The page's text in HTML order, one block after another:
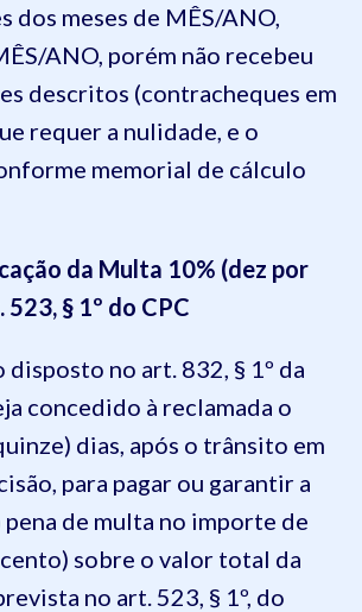
dos meses de MÊS/ANO,
ANO, porém não recebeu
descritos (contracheques em
requer a nulidade, e o
memorial de cálculo
da Multa 10% (dez por
§ 1º do CPC
no art. 832, § 1º da
concedido à reclamada o
dias, após o trânsito em
para pagar ou garantir a
pena de multa no importe de
sobre o valor total da
no art. 523, § 1º, do